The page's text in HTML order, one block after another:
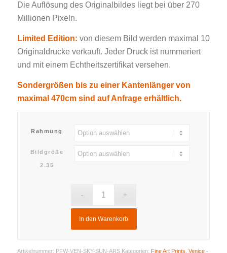
Die Auflösung des Originalbildes liegt bei über 270
Millionen Pixeln.
Limited Edition: von diesem Bild werden maximal 10
Originaldrucke verkauft. Jeder Druck ist nummeriert
und mit einem Echtheitszertifikat versehen.
Sondergrößen bis zu einer Kantenlänger von
maximal 470cm sind auf Anfrage erhältlich.
Rahmung
Bildgröße
2.35
In den Warenkorb
Artikelnummer: PFW-VEN-SKY-SUN-ARS Kategorien: Fine Art Prints Venice -